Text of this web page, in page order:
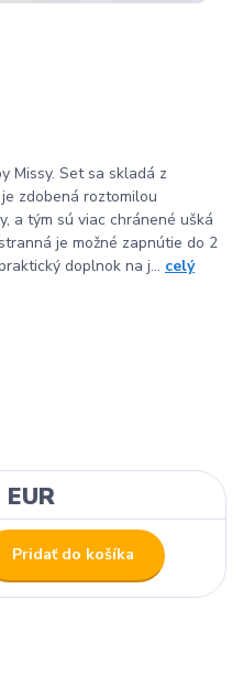
Missy. Set sa skladá z
zdobená roztomilou
a tým sú viac chránené ušká
je možné zapnútie do 2
doplnok na j... celý
Pridať do košíka